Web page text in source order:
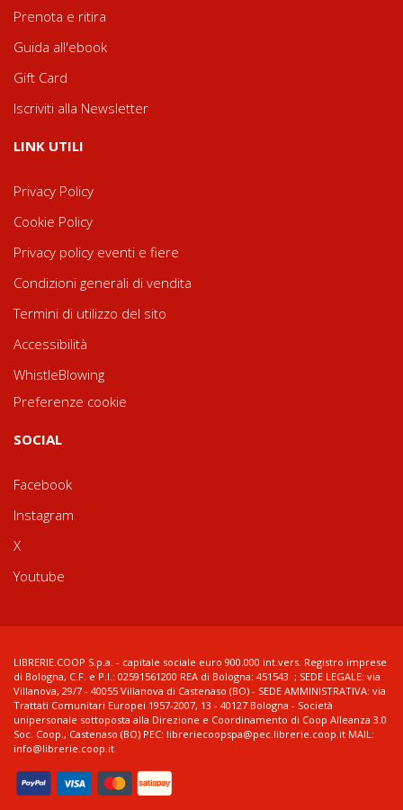
Prenota e ritira
Guida all'ebook
Gift Card
Iscriviti alla Newsletter
LINK UTILI
Privacy Policy
Cookie Policy
Privacy policy eventi e fiere
Condizioni generali di vendita
Termini di utilizzo del sito
Accessibilità
WhistleBlowing
Preferenze cookie
SOCIAL
Facebook
Instagram
X
Youtube
LIBRERIE.COOP S.p.a. - capitale sociale euro 900.000 int.vers. Registro imprese
di Bologna, C.F. e P.I.: 02591561200 REA di Bologna: 451543 ; SEDE LEGALE: via
Villanova, 29/7 - 40055 Villanova di Castenaso (BO) - SEDE AMMINISTRATIVA: via
Trattati Comunitari Europei 1957-2007, 13 - 40127 Bologna - Società
unipersonale sottoposta alla Direzione e Coordinamento di Coop Alleanza 3.0
Soc. Coop., Castenaso (BO) PEC: libreriecoopspa@pec.librerie.coop.it MAIL:
info@librerie.coop.it